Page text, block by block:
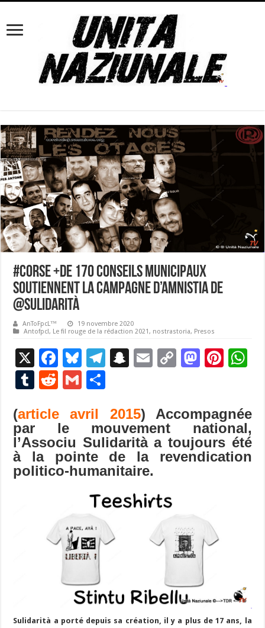
#corse +de 170 conseils municipaux
soutiennent la campagne d’Amnistia de
@Sulidarità
AnToFpcL™
19 novembre 2020
Antofpcl, Le fil rouge de la rédaction 2021, nostrastoria, Presos
X
F
ac
e
b
o
o
k
Bl
u
es
ky
T
gr
a
m
S
p
c
h
at
E
l
C
y
Li
n
M
d
o
n
Pi
es
t
p
p
T
m
bl
r
R
d
di
t
G
ai
l
ta
g
er
(article avril 2015) Accompagnée
par le mouvement national,
l’Associu Sulidarità a toujours été
à la pointe de la revendication
politico-humanitaire.
Sulidarità a porté depuis sa création, il y a plus de 17 ans, la